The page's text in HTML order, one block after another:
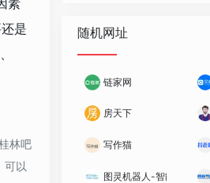
素
是
林吧
可以
随机网址
链家网
房天下
写作猫
图灵机器人-智能好用的